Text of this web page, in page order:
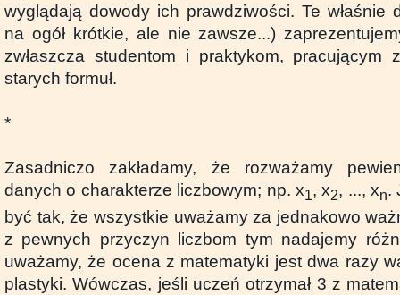
wyglądają dowody ich prawdziwości. Te właśnie
na ogół krótkie, ale nie zawsze...)
zwłaszcza studentom i praktykom, pracującym
starych formuł.
*
Zasadniczo zakładamy, że rozważamy
danych o charakterze liczbowym; np. x1, x2, ..., xn.
być tak, że wszystkie uważamy za jednakowo
z pewnych przyczyn liczbom tym nadajemy
uważamy, że ocena z matematyki jest dwa razy
plastyki. Wówczas, jeśli uczeń otrzymał 3 z